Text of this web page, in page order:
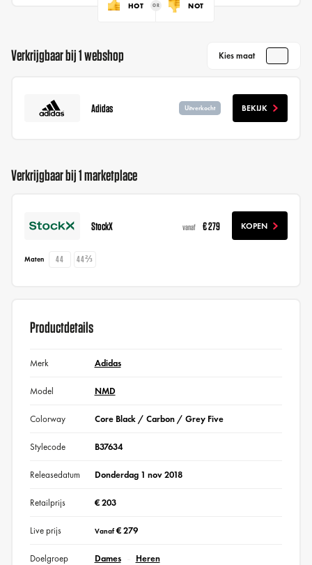
HOT NOT
Verkrijgbaar bij 1 webshop Kies maat
Adidas Uitverkocht BEKIJK
Verkrijgbaar bij 1 marketplace
StockX vanaf € 279 KOPEN
Maten 44 44⅔
Productdetails
Merk Adidas
Model NMD
Colorway Core Black / Carbon / Grey Five
Stylecode B37634
Releasedatum Donderdag 1 nov 2018
Retailprijs € 203
Live prijs Vanaf€ 279
Doelgroep Dames Heren